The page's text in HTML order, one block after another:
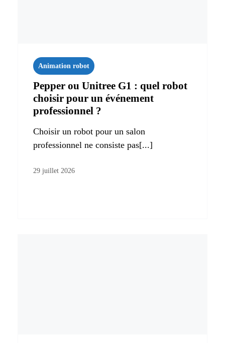
Animation robot
Pepper ou Unitree G1 : quel robot
choisir pour un événement
professionnel ?
Choisir un robot pour un salon
professionnel ne consiste pas[...]
29 juillet 2026